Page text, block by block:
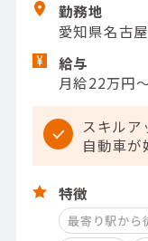
勤務地
愛知県名古
給与
月給22万円
スキルア
自動車が
特徴
最寄り駅から